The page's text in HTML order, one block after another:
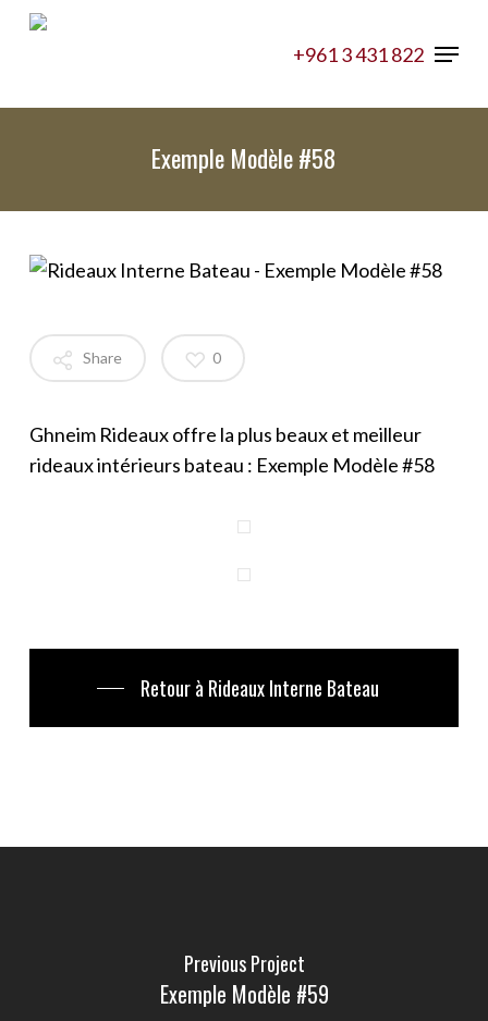
Skip
content
+961 3 431 822 Menu
Exemple Modèle #58
Share 0
Ghneim Rideaux offre la plus beaux et meilleur
rideaux intérieurs bateau : Exemple Modèle #58
Retour à Rideaux Interne Bateau
Previous Project
Exemple Modèle #59